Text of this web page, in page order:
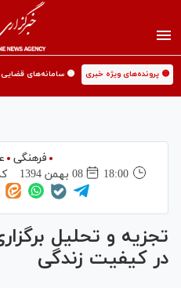
🟡 پرونده‌های ویژه خبری 🟡 سامانه‌های قضایی
فرهنگی
18:00
08 بهمن 1394
تجزیه و تحلیل
در کیفیت زندگی